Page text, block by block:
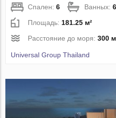
Спален:6 Ванных:6
Площадь:181.25 м²
Расстояние до моря:300 м
Universal Group Thailand